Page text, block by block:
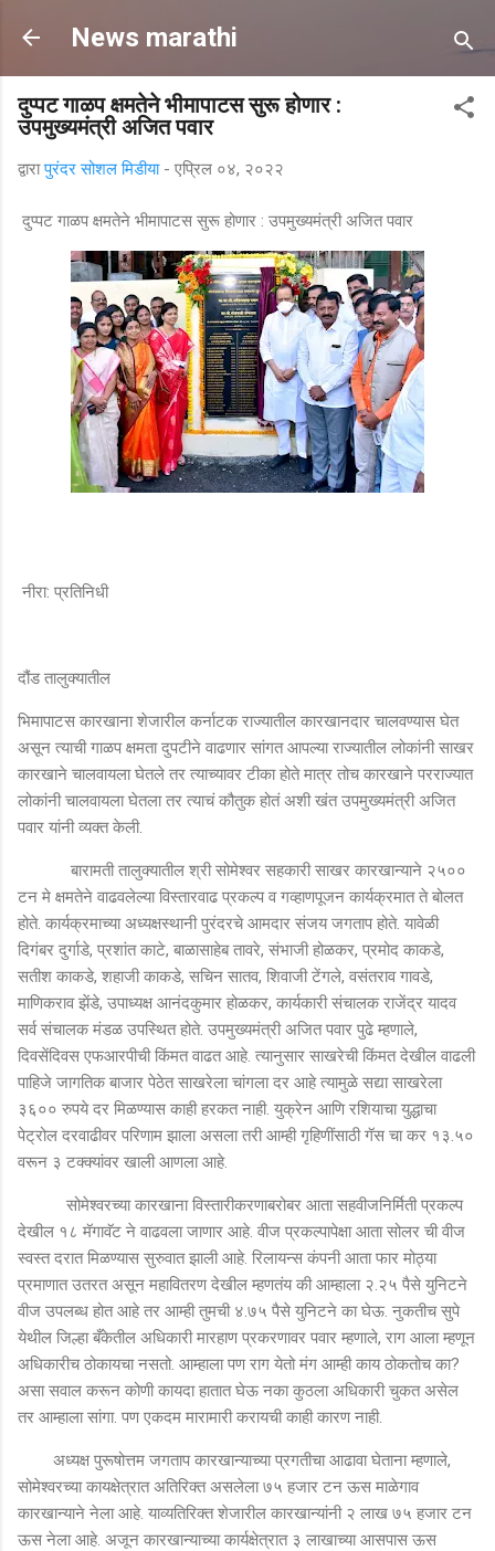
मुख्य सामग्रीवर वगळा
News marathi
दुप्पट गाळप क्षमतेने भीमापाटस सुरू होणार :
उपमुख्यमंत्री अजित पवार
द्वारापुरंदर सोशल मिडीया - एप्रिल ०४, २०२२
दुप्पट गाळप क्षमतेने भीमापाटस सुरू होणार : उपमुख्यमंत्री अजित पवार
नीरा: प्रतिनिधी
दौंड तालुक्यातील
भिमापाटस कारखाना शेजारील कर्नाटक राज्यातील कारखानदार चालवण्यास घेत
असून त्याची गाळप क्षमता दुपटीने वाढणार सांगत आपल्या राज्यातील लोकांनी साखर
कारखाने चालवायला घेतले तर त्याच्यावर टीका होते मात्र तोच कारखाने परराज्यात
लोकांनी चालवायला घेतला तर त्याचं कौतुक होतं अशी खंत उपमुख्यमंत्री अजित
पवार यांनी व्यक्त केली.
बारामती तालुक्यातील श्री सोमेश्वर सहकारी साखर कारखान्याने २५००
टन मे क्षमतेने वाढवलेल्या विस्तारवाढ प्रकल्प व गव्हाणपूजन कार्यक्रमात ते बोलत
होते. कार्यक्रमाच्या अध्यक्षस्थानी पुरंदरचे आमदार संजय जगताप होते. यावेळी
दिगंबर दुर्गाडे, प्रशांत काटे, बाळासाहेब तावरे, संभाजी होळकर, प्रमोद काकडे,
सतीश काकडे, शहाजी काकडे, सचिन सातव, शिवाजी टेंगले, वसंतराव गावडे,
माणिकराव झेंडे, उपाध्यक्ष आनंदकुमार होळकर, कार्यकारी संचालक राजेंद्र यादव
सर्व संचालक मंडळ उपस्थित होते. उपमुख्यमंत्री अजित पवार पुढे म्हणाले,
दिवसेंदिवस एफआरपीची किंमत वाढत आहे. त्यानुसार साखरेची किंमत देखील वाढली
पाहिजे जागतिक बाजार पेठेत साखरेला चांगला दर आहे त्यामुळे सद्या साखरेला
३६०० रुपये दर मिळण्यास काही हरकत नाही. युक्रेन आणि रशियाचा युद्धाचा
पेट्रोल दरवाढीवर परिणाम झाला असला तरी आम्ही गृहिणींसाठी गॅस चा कर १३.५०
वरून ३ टक्क्यांवर खाली आणला आहे.
सोमेश्वरच्या कारखाना विस्तारीकरणाबरोबर आता सहवीजनिर्मिती प्रकल्प
देखील १८ मॅगावॅट ने वाढवला जाणार आहे. वीज प्रकल्पापेक्षा आता सोलर ची वीज
स्वस्त दरात मिळण्यास सुरुवात झाली आहे. रिलायन्स कंपनी आता फार मोठ्या
प्रमाणात उतरत असून महावितरण देखील म्हणतंय की आम्हाला २.२५ पैसे युनिटने
वीज उपलब्ध होत आहे तर आम्ही तुमची ४.७५ पैसे युनिटने का घेऊ. नुकतीच सुपे
येथील जिल्हा बँकेतील अधिकारी मारहाण प्रकरणावर पवार म्हणाले, राग आला म्हणून
अधिकारीच ठोकायचा नसतो. आम्हाला पण राग येतो मंग आम्ही काय ठोकतोच का?
असा सवाल करून कोणी कायदा हातात घेऊ नका कुठला अधिकारी चुकत असेल
तर आम्हाला सांगा. पण एकदम मारामारी करायची काही कारण नाही.
अध्यक्ष पुरूषोत्तम जगताप कारखान्याच्या प्रगतीचा आढावा घेताना म्हणाले,
सोमेश्वरच्या कायक्षेत्रात अतिरिक्त असलेला ७५ हजार टन ऊस माळेगाव
कारखान्याने नेला आहे. याव्यतिरिक्त शेजारील कारखान्यांनी २ लाख ७५ हजार टन
ऊस नेला आहे. अजून कारखान्याच्या कार्यक्षेत्रात ३ लाखाच्या आसपास ऊस